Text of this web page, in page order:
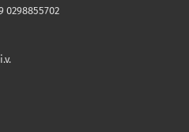
0298855702